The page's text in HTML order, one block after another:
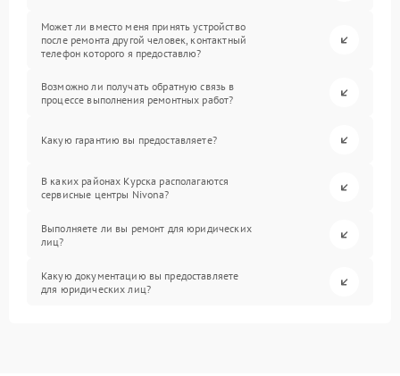
Может ли вместо меня принять устройство
после ремонта другой человек, контактный
телефон которого я предоставлю?
Возможно ли получать обратную связь в
процессе выполнения ремонтных работ?
Какую гарантию вы предоставляете?
В каких районах Курска располагаются
сервисные центры Nivona?
Выполняете ли вы ремонт для юридических
лиц?
Какую документацию вы предоставляете
для юридических лиц?